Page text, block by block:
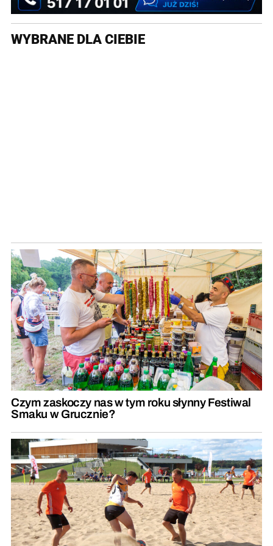
WYBRANE DLA CIEBIE
Czym zaskoczy nas w tym roku słynny Festiwal
Smaku w Grucznie?